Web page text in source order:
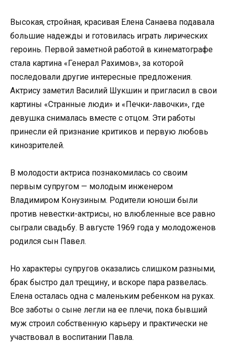
Высокая, стройная, красивая Елена Санаева подавала
большие надежды и готовилась играть лирических
героинь. Первой заметной работой в кинематографе
стала картина «Генерал Рахимов», за которой
последовали другие интересные предложения.
Актрису заметил Василий Шукшин и пригласил в свои
картины «Странные люди» и «Печки-лавочки», где
девушка снималась вместе с отцом. Эти работы
принесли ей признание критиков и первую любовь
кинозрителей.
В молодости актриса познакомилась со своим
первым супругом — молодым инженером
Владимиром Конузиным. Родители юноши были
против невестки-актрисы, но влюбленные все равно
сыграли свадьбу. В августе 1969 года у молодоженов
родился сын Павел.
Но характеры супругов оказались слишком разными,
брак быстро дал трещину, и вскоре пара развелась.
Елена осталась одна с маленьким ребенком на руках.
Все заботы о сыне легли на ее плечи, пока бывший
муж строил собственную карьеру и практически не
участвовал в воспитании Павла.